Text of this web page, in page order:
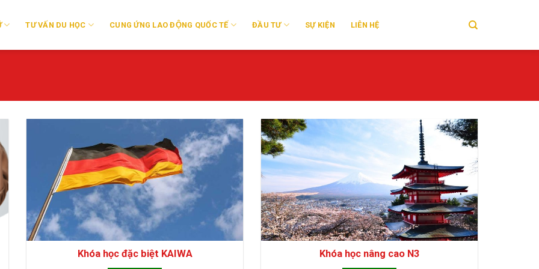
TƯ VẤN DU HỌC CUNG ỨNG LAO ĐỘNG QUỐC TẾ ĐẦU TƯ SỰ KIỆN LIÊN HỆ
Khóa học đặc biệt KAIWA Khóa học nâng cao N3